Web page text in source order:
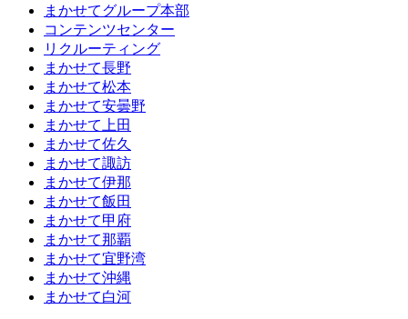
まかせてグループ本部
コンテンツセンター
リクルーティング
まかせて長野
まかせて松本
まかせて安曇野
まかせて上田
まかせて佐久
まかせて諏訪
まかせて伊那
まかせて飯田
まかせて甲府
まかせて那覇
まかせて宜野湾
まかせて沖縄
まかせて白河